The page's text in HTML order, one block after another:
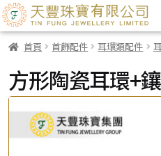
首頁 首飾配件 耳環類配件
方形陶瓷耳環+